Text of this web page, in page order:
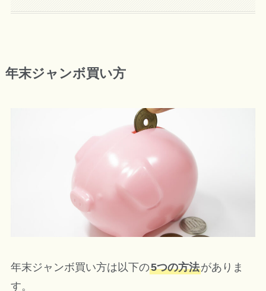
年末ジャンボ買い方
年末ジャンボ買い方は以下の5つの方法がありま
す。